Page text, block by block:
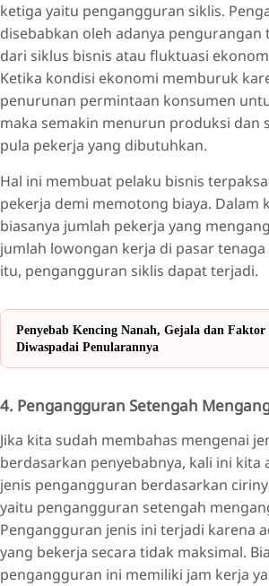
ketiga yaitu pengangguran siklis.
disebabkan oleh adanya pengurangan
dari siklus bisnis atau fluktuasi
Ketika kondisi ekonomi memburuk
penurunan permintaan konsumen
maka semakin menurun produksi dan
pula pekerja yang dibutuhkan.
Hal ini membuat pelaku bisnis
pekerja demi memotong biaya. Dalam
biasanya jumlah pekerja yang
jumlah lowongan kerja di pasar
itu, pengangguran siklis dapat terjadi.
Penyebab Kencing Nanah, Gejala dan
Diwaspadai Penularannya
4. Pengangguran Setengah
Jika kita sudah membahas mengenai
berdasarkan penyebabnya, kali ini kita
jenis pengangguran berdasarkan
yaitu pengangguran setengah
Pengangguran jenis ini terjadi karena
yang bekerja secara tidak maksimal.
pengangguran ini memiliki jam kerja